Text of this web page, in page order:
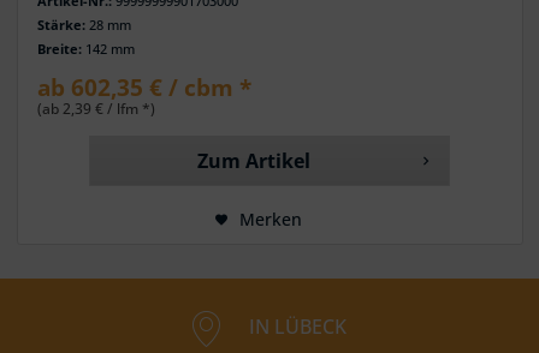
Stärke: 28 mm
Breite: 142 mm
ab 602,35 € / cbm *
(ab 2,39 € / lfm *)
Zum Artikel
Merken
IN LÜBECK